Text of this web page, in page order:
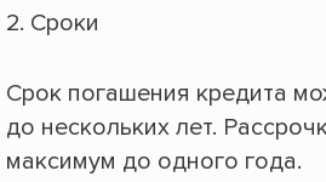
Сроки
Срок погашения кредита
до нескольких лет.
максимум до одного года.